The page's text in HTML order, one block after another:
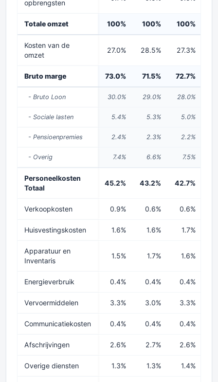
opbrengsten
Totale omzet 100% 100% 100%
Kosten van de
omzet
27.0% 28.5% 27.3%
Bruto marge 73.0% 71.5% 72.7%
- Bruto Loon 30.0% 29.0% 28.0%
- Sociale lasten 5.4% 5.3% 5.0%
- Pensioenpremies 2.4% 2.3% 2.2%
- Overig 7.4% 6.6% 7.5%
Personeelkosten
Totaal
45.2% 43.2% 42.7%
Verkoopkosten 0.9% 0.6% 0.6%
Huisvestingskosten 1.6% 1.6% 1.7%
Apparatuur en
Inventaris
1.5% 1.7% 1.6%
Energieverbruik 0.4% 0.4% 0.4%
Vervoermiddelen 3.3% 3.0% 3.3%
Communicatiekosten 0.4% 0.4% 0.4%
Afschrijvingen 2.6% 2.7% 2.6%
Overige diensten 1.3% 1.3% 1.4%